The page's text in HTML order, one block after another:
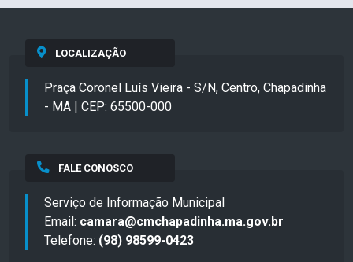
LOCALIZAÇÃO
Praça Coronel Luís Vieira - S/N, Centro, Chapadinha
- MA | CEP: 65500-000
FALE CONOSCO
Serviço de Informação Municipal
Email: camara@cmchapadinha.ma.gov.br
Telefone: (98) 98599-0423